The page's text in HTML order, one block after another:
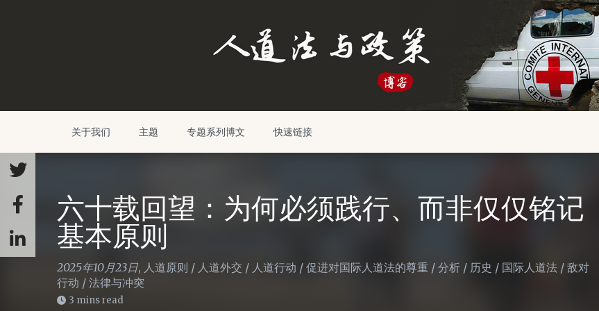
关于我们 主题 专题系列博文 快速链接
六十载回望：为何必须践行、而非仅仅铭记
基本原则
2025年10月23日, 人道原则 / 人道外交 / 人道行动 / 促进对国际人道法的尊重 / 分析 / 历史 / 国际人道法 / 敌对
行动 / 法律与冲突
3 mins read